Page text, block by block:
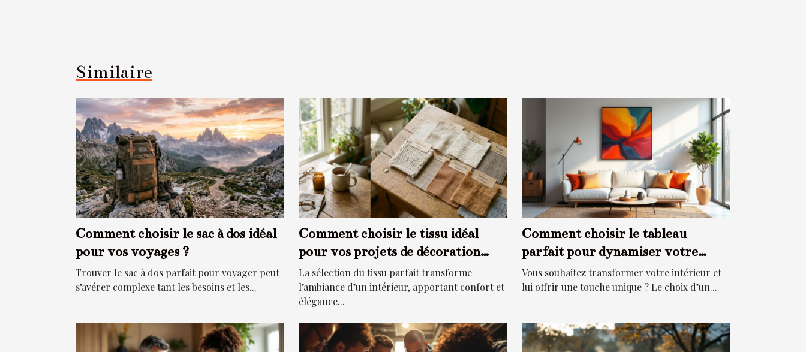
Similaire
Comment choisir le sac à dos idéal
pour vos voyages ?
Trouver le sac à dos parfait pour voyager peut
s’avérer complexe tant les besoins et les...
Comment choisir le tissu idéal
pour vos projets de décoration
intérieure ?
La sélection du tissu parfait transforme
l’ambiance d’un intérieur, apportant confort et
élégance...
Comment choisir le tableau
parfait pour dynamiser votre
espace ?
Vous souhaitez transformer votre intérieur et
lui offrir une touche unique ? Le choix d’un...